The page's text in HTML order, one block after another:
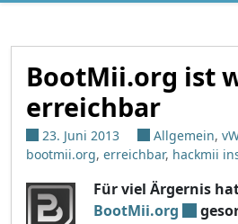
BootMii.org ist
erreichbar
23. Juni 2013 Allgemein,
bootmii.org, erreichbar, hackmii
Für viel Ärgernis
BootMii.org